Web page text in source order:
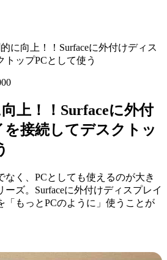
に向上！！Surfaceに外付けディス
トップPCとして使う
上！！Surfaceに外付
接続してデスクトッ
なく、PCとしても使えるのが大き
ーズ。Surfaceに外付けディスプレイ
「もっとPCのように」使うことが